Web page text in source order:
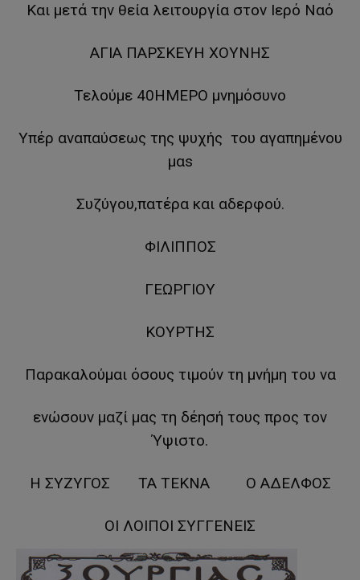
Και μετά την θεία λειτουργία στον Ιερό Ναό
ΑΓΙΑ ΠΑΡΣΚΕΥΗ ΧΟΥΝΗΣ
Τελούμε 40ΗΜΕΡΟ μνημόσυνo
Υπέρ αναπαύσεως της ψυχής του αγαπημένου
μαs
Συζύγου,πατέρα και αδερφού.
ΦΙΛΙΠΠΟΣ
ΓΕΩΡΓΙΟΥ
ΚΟΥΡΤΗΣ
Παρακαλούμαι όσους τιμούν τη μνήμη του να
ενώσουν μαζί μας τη δέησή τους προς τον
Ύψιστο.
Η ΣΥΖΥΓΟΣ ΤΑ ΤΕΚΝΑ Ο ΑΔΕΛΦΟΣ
ΟΙ ΛΟΙΠΟΙ ΣΥΓΓΕΝΕΙΣ